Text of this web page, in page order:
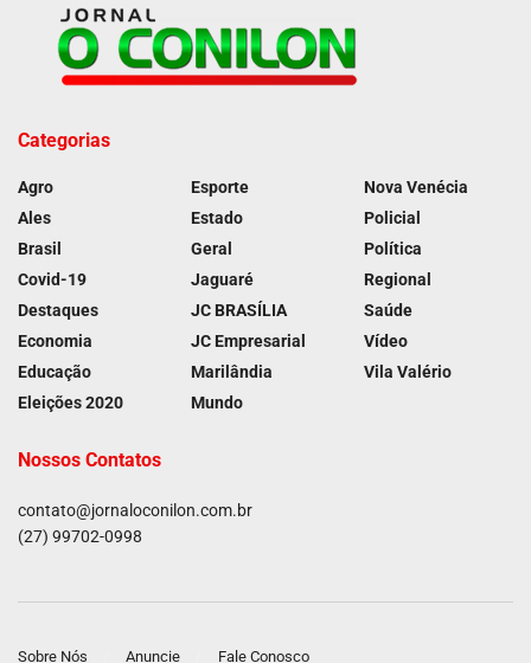
Categorias
Agro
Ales
Brasil
Covid-19
Destaques
Economia
Educação
Eleições 2020
Esporte
Estado
Geral
Jaguaré
JC BRASÍLIA
JC Empresarial
Marilândia
Mundo
Nova Venécia
Policial
Política
Regional
Saúde
Vídeo
Vila Valério
Nossos Contatos
contato@jornaloconilon.com.br
(27) 99702-0998
Sobre Nós Anuncie Fale Conosco